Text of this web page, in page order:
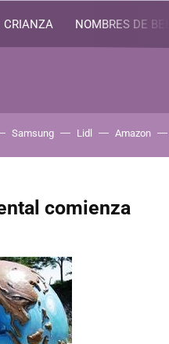
CRIANZA NOMBRES DE
Samsung Lidl Amazon
comienza